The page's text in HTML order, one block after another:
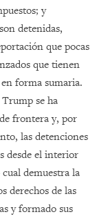
y
detenidas,
que pocas
que tienen
forma sumaria.
se ha
frontera y, por
las detenciones
desde el interior
demuestra la
derechos de las
y formado sus